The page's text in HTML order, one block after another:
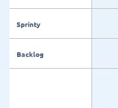
Sprinty
Backlog